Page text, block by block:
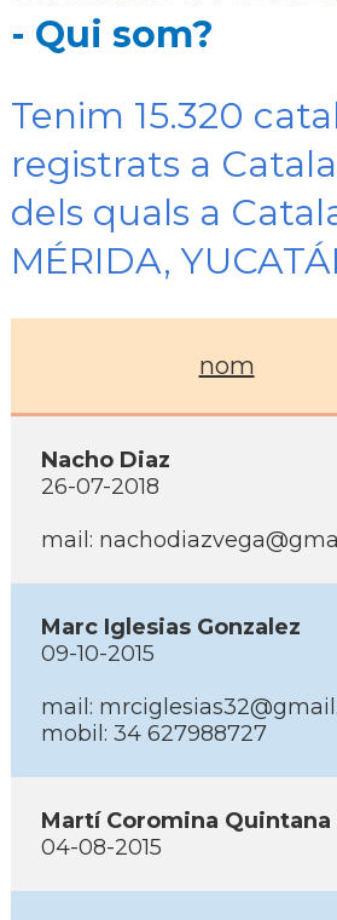
- Qui som?
Tenim 15.320
registrats a
dels quals a
MÉRIDA,
nom
Nacho Diaz
26-07-2018
mail:
Marc Iglesias Gonzalez
09-10-2015
mail:
mobil: 34 627988727
Martí­ Coromina Quintana
04-08-2015